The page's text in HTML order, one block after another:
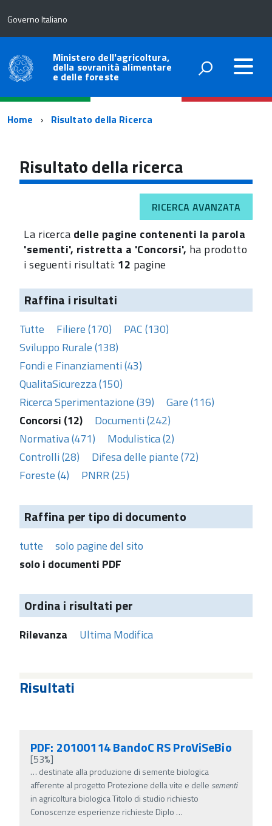
Governo Italiano
Ministero dell'agricoltura,
della sovranità alimentare
e delle foreste
Percorso
navigazione
Home Risultato della Ricerca
Risultato della ricerca
RICERCA AVANZATA
La ricerca delle pagine contenenti la parola
'sementi', ristretta a 'Concorsi', ha prodotto
i seguenti risultati: 12 pagine
Raffina i risultati
Tutte Filiere (170)
PAC (130)
Sviluppo Rurale (138)
Fondi e Finanziamenti (43)
QualitaSicurezza (150)
Ricerca Sperimentazione (39)
Gare (116)
Concorsi (12)
Documenti (242)
Normativa (471)
Modulistica (2)
Controlli (28)
Difesa delle piante (72)
Foreste (4)
PNRR (25)
Raffina per tipo di documento
tutte
solo pagine del sito
solo i documenti PDF
Ordina i risultati per
Rilevanza Ultima Modifica
Risultati
PDF: 20100114 BandoC RS ProViSeBio
[53%]
… destinate alla produzione di semente biologica
afferente al progetto Protezione della vite e delle sementi
in agricoltura biologica Titolo di studio richiesto
Conoscenze esperienze richieste Diplo …